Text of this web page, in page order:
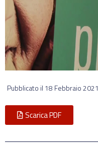
Pubblicato il 18 Febbraio 2021
Scarica PDF